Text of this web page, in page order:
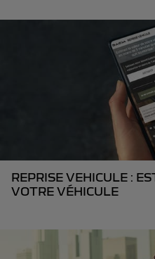
REPRISE VEHICULE :
VOTRE VÉHICULE